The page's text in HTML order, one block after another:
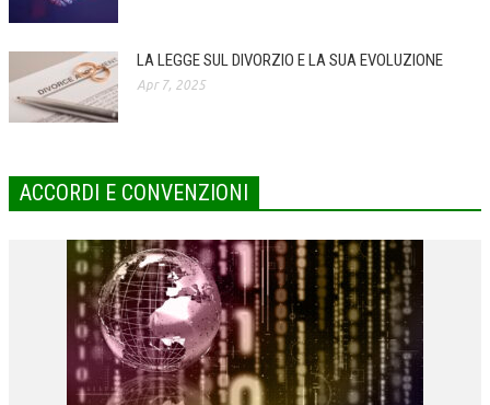
INTERNAZIONALIZZAZIONE
HUMAN RESOURCES
MARKETING
RISK MANAGEMENT
SVILUPPO SOSTENIBILE
PERSONA E CITTÀ
L’UMANISTA
LA LEGGE SUL DIVORZIO E LA SUA EVOLUZIONE
Apr 7, 2025
ACCORDI E CONVENZIONI